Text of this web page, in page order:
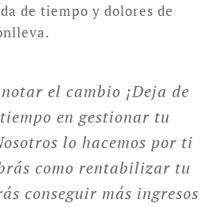
de tiempo y dolores de
el cambio ¡Deja de
en gestionar tu
lo hacemos por ti
como rentabilizar tu
conseguir más ingresos